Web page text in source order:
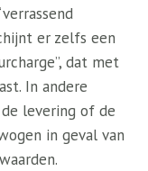
er zelfs een
dat met
In andere
levering of de
in geval van